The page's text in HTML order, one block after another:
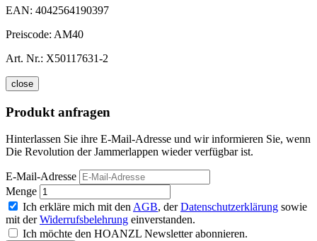
EAN: 4042564190397
Preiscode: AM40
Art. Nr.: X50117631-2
close
Produkt anfragen
Hinterlassen Sie ihre E-Mail-Adresse und wir informieren Sie, wenn
Die Revolution der Jammerlappen wieder verfügbar ist.
E-Mail-Adresse
Menge
Ich erkläre mich mit den AGB, derDatenschutzerklärung sowie
mit derWiderrufsbelehrung einverstanden.
Ich möchte den HOANZL Newsletter abonnieren.